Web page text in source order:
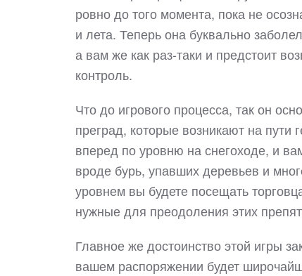
ровно до того момента, пока не
и лета. Теперь она буквально
а вам же как раз-таки и предстоит
контроль.
Что до игрового процесса, так он
преград, которые возникают на
вперед по уровню на снегоходе, и
вроде бурь, упавших деревьев и
уровнем вы будете посещать
нужные для преодоления этих
Главное же достоинство этой игры
вашем распоряжении будет